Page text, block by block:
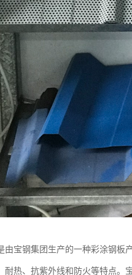
由宝钢集团生产的一种彩涂钢板
耐热、抗紫外线和防火等特点。